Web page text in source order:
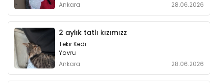
Ankara
28.06.2026
2 aylık tatlı kızımızz
Tekir Kedi
Yavru
Ankara
28.06.2026